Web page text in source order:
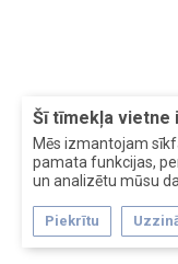
Šī tīmekļa vietne
Mēs izmantojam
pamata funkcijas,
un analizētu mūsu
Piekrītu